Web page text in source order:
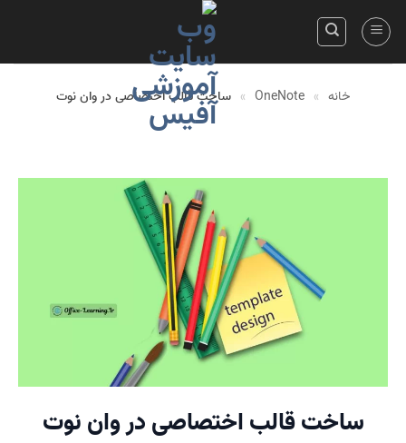
Skip
خانه »
OneNote
» ساخت قالب اختصاصی در وان نوت
ساخت قالب اختصاصی در وان نوت